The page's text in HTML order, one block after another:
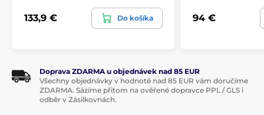
133,9 € Do košíka 94 €
Doprava ZDARMA u objednávek nad 85 EUR
Všechny objednávky v hodnotě nad 85 EUR vám doručíme
ZDARMA. Sázíme přitom na ověřené dopravce PPL / GLS i
odběr v Zásilkovnách.